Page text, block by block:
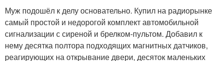
Муж подошёл к делу основательно. Купил на радиорынке
самый простой и недорогой комплект автомобильной
сигнализации с сиреной и брелком-пультом. Добавил к
нему десятка полтора подходящих магнитных датчиков,
реагирующих на открывание двери, десяток маленьких